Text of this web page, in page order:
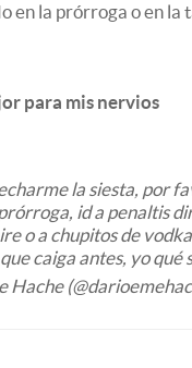
en la prórroga o en la
para mis nervios
la siesta, por
id a penaltis
o a chupitos de
caiga antes, yo qué
Hache